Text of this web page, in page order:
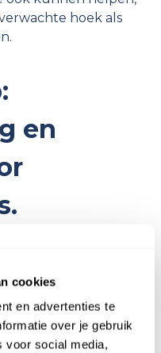
cookies
en advertenties te
over je gebruik
voor social media,
hoek als
en
te nemen. Of het
of
zorgen ervoor dat
krijgen. Het is